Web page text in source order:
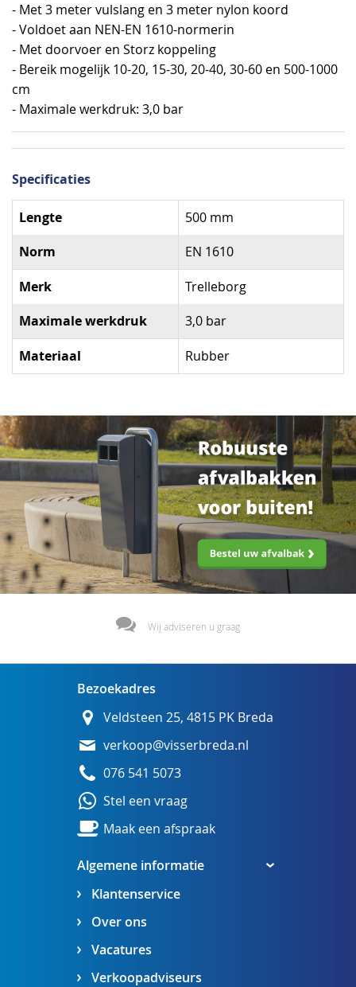
- Met 3 meter vulslang en 3 meter nylon koord
- Voldoet aan NEN-EN 1610-normerin
- Met doorvoer en Storz koppeling
- Bereik mogelijk 10-20, 15-30, 20-40, 30-60 en 500-1000
cm
- Maximale werkdruk: 3,0 bar
Specificaties
Specificaties
Lengte 500 mm
Norm EN 1610
Merk Trelleborg
Maximale werkdruk 3,0 bar
Materiaal Rubber
Wij adviseren u graag
Algemene informatie
Klantenservice
Over ons
Vacatures
Verkoopadviseurs
Bezoekadres
Veldsteen 25, 4815 PK Breda
verkoop@visserbreda.nl
076 541 5073
Stel een vraag
Maak een afspraak